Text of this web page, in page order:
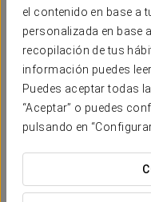
el contenido en base a
personalizada en base
recopilación de tus
información puedes
Puedes aceptar todas
“Aceptar” o puedes
pulsando en
Desde 21,90 €
Entrada Isla
Un día de aventuras te